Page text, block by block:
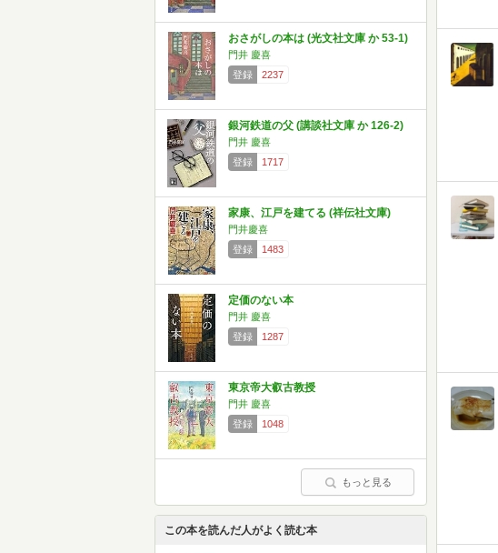
おさがしの本は (光文社文庫 か 53-1)
門井 慶喜
登録
2237
銀河鉄道の父 (講談社文庫 か 126-2)
門井 慶喜
登録
1717
家康、江戸を建てる (祥伝社文庫)
門井慶喜
登録
1483
定価のない本
門井 慶喜
登録
1287
東京帝大叡古教授
門井 慶喜
登録
1048
もっと見る
この本を読んだ人がよく読む本